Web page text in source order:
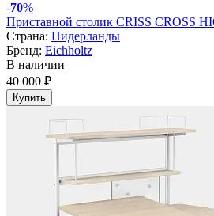
-70%
Приставной столик CRISS CROSS
Страна: Нидерланды
Бренд: Eichholtz
В наличии
40 000 ₽
Купить